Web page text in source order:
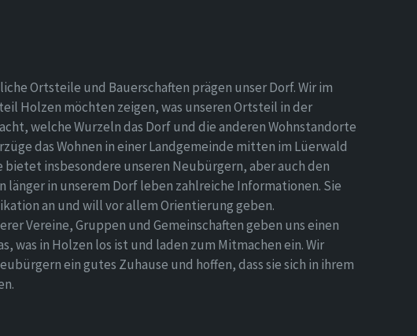
Ortsteile und Bauerschaften prägen unser Dorf. Wir im
Holzen möchten zeigen, was unseren Ortsteil in der
welche Wurzeln das Dorf und die anderen Wohnstandorte
das Wohnen in einer Landgemeinde mitten im Lüerwald
bietet insbesondere unseren Neubürgern, aber auch den
länger in unserem Dorf leben zahlreiche Informationen. Sie
an und will vor allem Orientierung geben.
Vereine, Gruppen und Gemeinschaften geben uns einen
was in Holzen los ist und laden zum Mitmachen ein. Wir
ein gutes Zuhause und hoffen, dass sie sich in ihrem